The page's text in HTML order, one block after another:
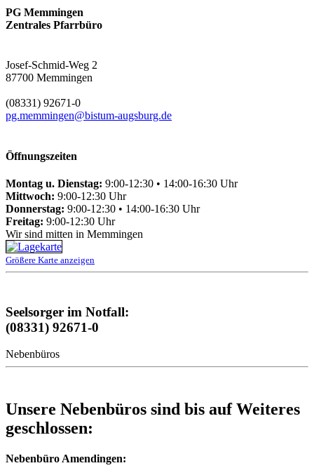
PG Memmingen
Zentrales Pfarrbüro
Josef-Schmid-Weg 2
87700 Memmingen
(08331) 92671-0
pg.memmingen@bistum-augsburg.de
Öffnungszeiten
Montag u. Dienstag: 9:00-12:30 • 14:00-16:30 Uhr
Mittwoch: 9:00-12:30 Uhr
Donnerstag: 9:00-12:30 • 14:00-16:30 Uhr
Freitag: 9:00-12:30 Uhr
Wir sind mitten in Memmingen
Größere Karte anzeigen
Seelsorger im Notfall:
(08331) 92671-0
Nebenbüros
Unsere Nebenbüros sind bis auf Weiteres
geschlossen:
Nebenbüro Amendingen: